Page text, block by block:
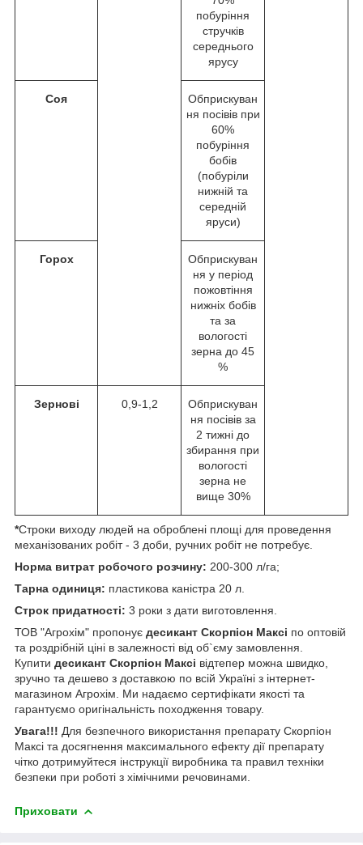
побуріння
стручків
середнього
ярусу
Соя
Обприскуван
ня посівів при
60%
побуріння
бобів
(побуріли
нижній та
середній
яруси)
Горох
Обприскуван
ня у період
пожовтіння
нижніх бобів
та за
вологості
зерна до 45
%
Зернові 0,9-1,2
Обприскуван
ня посівів за
2 тижні до
збирання при
вологості
зерна не
вище 30%
*Строки виходу людей на оброблені площі для проведення
механізованих робіт - 3 доби, ручних робіт не потребує.
Норма витрат робочого розчину: 200-300 л/га;
Тарна одиниця: пластикова каністра 20 л.
Строк придатності: 3 роки з дати виготовлення.
ТОВ "Агрохім" пропонує десикант Скорпіон Максі по оптовій
та роздрібній ціні в залежності від об`єму замовлення.
Купити десикант Скорпіон Максі відтепер можна швидко,
зручно та дешево з доставкою по всій Україні з інтернет-
магазином Агрохім. Ми надаємо сертифікати якості та
гарантуємо оригінальність походження товару.
Увага!!! Для безпечного використання препарату Скорпіон
Максі та досягнення максимального ефекту дії препарату
чітко дотримуйтеся інструкції виробника та правил техніки
безпеки при роботі з хімічними речовинами.
Приховати